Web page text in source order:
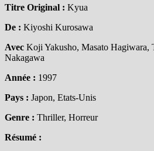
Titre Original : Kyua
De : Kiyoshi Kurosawa
Avec Koji Yakusho, Masato Hagiwara,
Nakagawa
Année : 1997
Pays : Japon, Etats-Unis
Genre : Thriller, Horreur
Résumé :